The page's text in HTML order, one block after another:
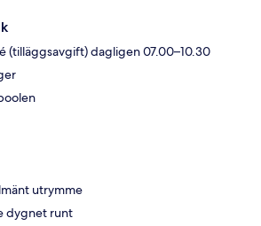
(tilläggsavgift) dagligen 07.00–10.30
utrymme
dygnet runt